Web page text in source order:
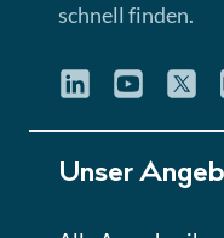
Eignung
schnell finden.
Unser